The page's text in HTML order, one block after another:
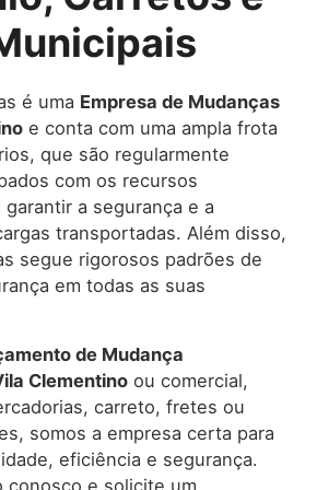
é uma Empresa de Mudanças
e conta com uma ampla frota
que são regularmente
com os recursos
a segurança e a
transportadas. Além disso,
segue rigorosos padrões de
em todas as suas
de Mudança
Clementino ou comercial,
carreto, fretes ou
somos a empresa certa para
eficiência e segurança.
conosco e solicite um